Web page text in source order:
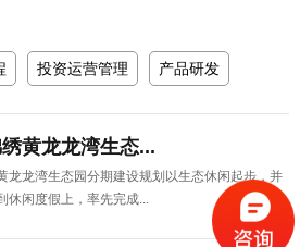
投资运营管理 产品研发
黄龙龙湾生态...
龙龙湾生态园分期建设规划以生态休闲起步，并
休闲度假上，率先完成...